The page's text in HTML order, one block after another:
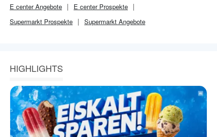
E centerAngebote E centerProspekte
Supermarkt Prospekte Supermarkt Angebote
HIGHLIGHTS